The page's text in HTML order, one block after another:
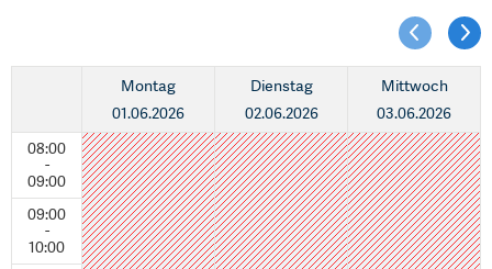
08:00
-
09:00
09:00
-
10:00
Montag
01.06.2026
Dienstag
02.06.2026
Mittwoch
03.06.2026